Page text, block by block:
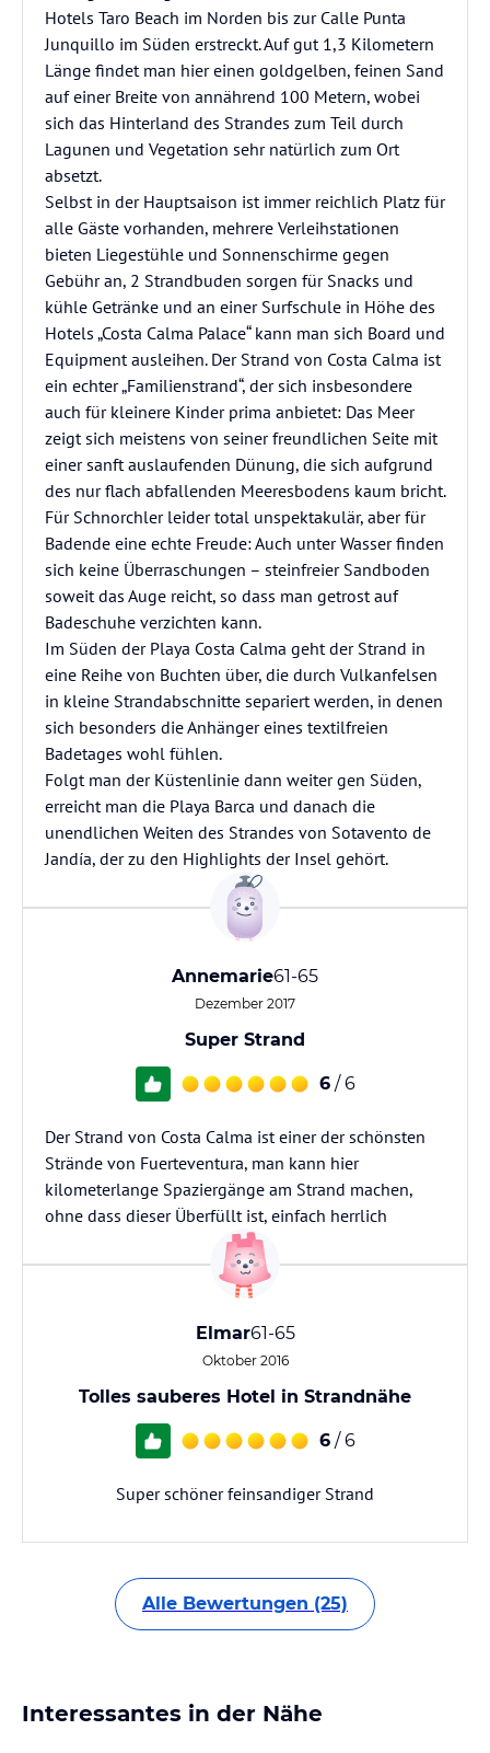
Hotels Taro Beach im Norden bis zur Calle Punta
Junquillo im Süden erstreckt. Auf gut 1,3 Kilometern
Länge findet man hier einen goldgelben, feinen Sand
auf einer Breite von annährend 100 Metern, wobei
sich das Hinterland des Strandes zum Teil durch
Lagunen und Vegetation sehr natürlich zum Ort
absetzt.
Selbst in der Hauptsaison ist immer reichlich Platz für
alle Gäste vorhanden, mehrere Verleihstationen
bieten Liegestühle und Sonnenschirme gegen
Gebühr an, 2 Strandbuden sorgen für Snacks und
kühle Getränke und an einer Surfschule in Höhe des
Hotels „Costa Calma Palace“ kann man sich Board und
Equipment ausleihen. Der Strand von Costa Calma ist
ein echter „Familienstrand“, der sich insbesondere
auch für kleinere Kinder prima anbietet: Das Meer
zeigt sich meistens von seiner freundlichen Seite mit
einer sanft auslaufenden Dünung, die sich aufgrund
des nur flach abfallenden Meeresbodens kaum bricht.
Für Schnorchler leider total unspektakulär, aber für
Badende eine echte Freude: Auch unter Wasser finden
sich keine Überraschungen – steinfreier Sandboden
soweit das Auge reicht, so dass man getrost auf
Badeschuhe verzichten kann.
Im Süden der Playa Costa Calma geht der Strand in
eine Reihe von Buchten über, die durch Vulkanfelsen
in kleine Strandabschnitte separiert werden, in denen
sich besonders die Anhänger eines textilfreien
Badetages wohl fühlen.
Folgt man der Küstenlinie dann weiter gen Süden,
erreicht man die Playa Barca und danach die
unendlichen Weiten des Strandes von Sotavento de
Jandía, der zu den Highlights der Insel gehört.
Annemarie61-65
Dezember 2017
Super Strand
6 / 6
Der Strand von Costa Calma ist einer der schönsten
Strände von Fuerteventura, man kann hier
kilometerlange Spaziergänge am Strand machen,
ohne dass dieser Überfüllt ist, einfach herrlich
Elmar61-65
Oktober 2016
Tolles sauberes Hotel in Strandnähe
6 / 6
Super schöner feinsandiger Strand
Alle Bewertungen (25)
Interessantes in der Nähe